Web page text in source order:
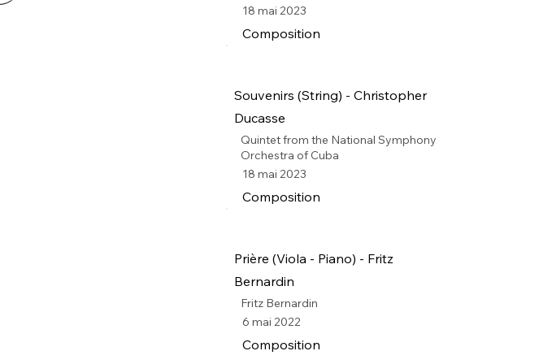
18 mai 2023
Composition
Souvenirs (String) - Christopher
Ducasse
Quintet from the National Symphony
Orchestra of Cuba
18 mai 2023
Composition
Prière (Viola - Piano) - Fritz
Bernardin
Fritz Bernardin
6 mai 2022
Composition